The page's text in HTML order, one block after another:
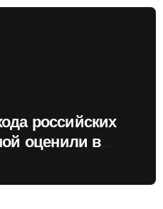
российских
оценили в